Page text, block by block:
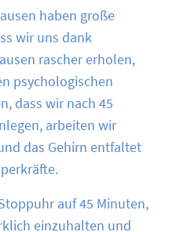
haben große
wir uns dank
rascher erholen,
psychologischen
dass wir nach 45
arbeiten wir
das Gehirn entfaltet
auf 45 Minuten,
einzuhalten und